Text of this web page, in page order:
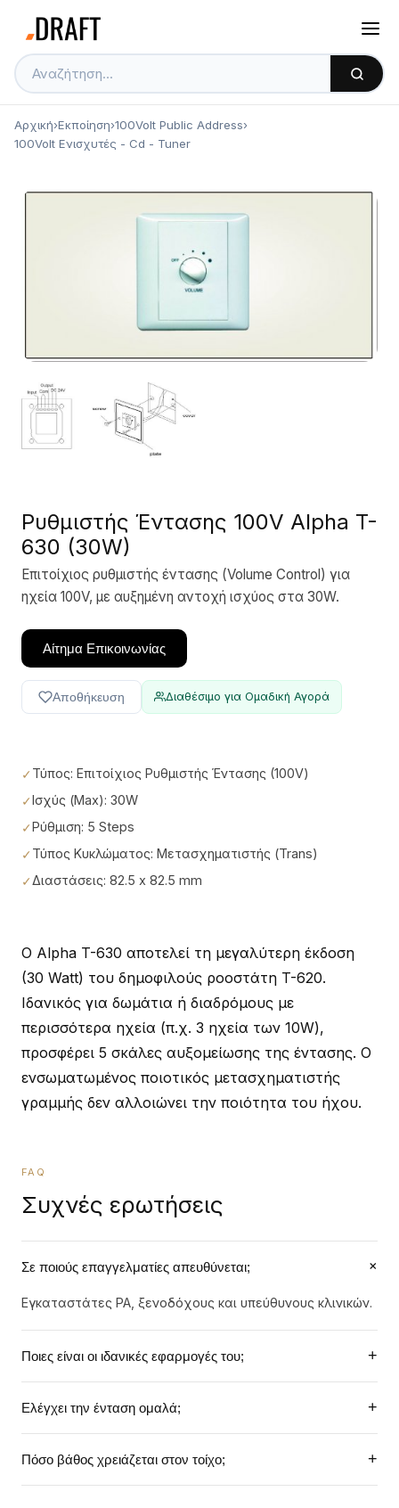
Αρχική›Εκποίηση›100Volt Public Address›
100Volt Ενισχυτές - Cd - Tuner
Ρυθμιστής Έντασης 100V Alpha T-
630 (30W)
Επιτοίχιος ρυθμιστής έντασης (Volume Control) για
ηχεία 100V, με αυξημένη αντοχή ισχύος στα 30W.
Αίτημα Επικοινωνίας
Αποθήκευση Διαθέσιμο για Ομαδική Αγορά
Τύπος: Επιτοίχιος Ρυθμιστής Έντασης (100V)
Ισχύς (Max): 30W
Ρύθμιση: 5 Steps
Τύπος Κυκλώματος: Μετασχηματιστής (Trans)
Διαστάσεις: 82.5 x 82.5 mm
Ο Alpha T-630 αποτελεί τη μεγαλύτερη έκδοση
(30 Watt) του δημοφιλούς ροοστάτη T-620.
Ιδανικός για δωμάτια ή διαδρόμους με
περισσότερα ηχεία (π.χ. 3 ηχεία των 10W),
προσφέρει 5 σκάλες αυξομείωσης της έντασης. Ο
ενσωματωμένος ποιοτικός μετασχηματιστής
γραμμής δεν αλλοιώνει την ποιότητα του ήχου.
FAQ
Συχνές ερωτήσεις
Σε ποιούς επαγγελματίες απευθύνεται; +
Εγκαταστάτες PA, ξενοδόχους και υπεύθυνους κλινικών.
Ποιες είναι οι ιδανικές εφαρμογές του; +
μεγαλύτερους χώρους.
Ελέγχει την ένταση ομαλά; +
ασφαλή ρύθμιση.
Πόσο βάθος χρειάζεται στον τοίχο; +